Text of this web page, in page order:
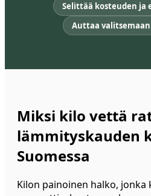
Selittää kosteuden ja
Auttaa
Miksi kilo vettä
lämmityskauden
Suomessa
Kilon painoinen halko, jonka